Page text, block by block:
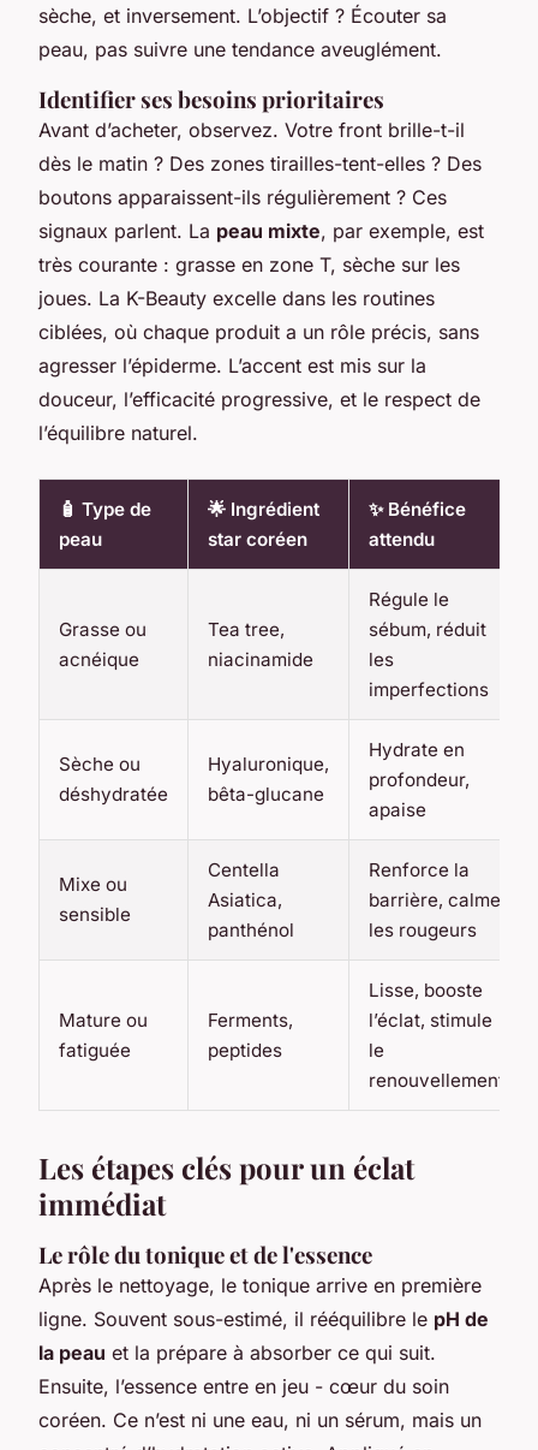
sèche, et inversement. L’objectif ? Écouter sa
peau, pas suivre une tendance aveuglément.
Identifier ses besoins prioritaires
Avant d’acheter, observez. Votre front brille-t-il
dès le matin ? Des zones tirailles-tent-elles ? Des
boutons apparaissent-ils régulièrement ? Ces
signaux parlent. La peau mixte, par exemple, est
très courante : grasse en zone T, sèche sur les
joues. La K-Beauty excelle dans les routines
ciblées, où chaque produit a un rôle précis, sans
agresser l’épiderme. L’accent est mis sur la
douceur, l’efficacité progressive, et le respect de
l’équilibre naturel.
🧴 Type de
peau
🌟 Ingrédient
star coréen
✨ Bénéfice
attendu
Grasse ou
acnéique
Tea tree,
niacinamide
Régule le
sébum, réduit
les
imperfections
Sèche ou
déshydratée
Hyaluronique,
bêta-glucane
Hydrate en
profondeur,
apaise
Mixe ou
sensible
Centella
Asiatica,
panthénol
Renforce la
barrière, calme
les rougeurs
Mature ou
fatiguée
Ferments,
peptides
Lisse, booste
l’éclat, stimule
le
renouvellement
Les étapes clés pour un éclat
immédiat
Le rôle du tonique et de l'essence
Après le nettoyage, le tonique arrive en première
ligne. Souvent sous-estimé, il rééquilibre le pH de
la peau et la prépare à absorber ce qui suit.
Ensuite, l’essence entre en jeu - cœur du soin
coréen. Ce n’est ni une eau, ni un sérum, mais un